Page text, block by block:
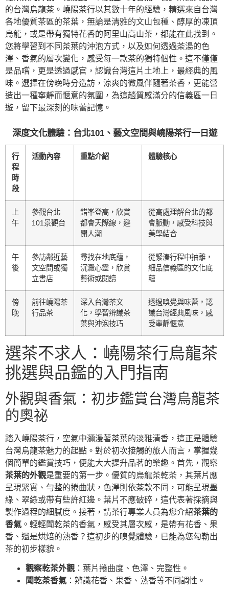
的台灣烏龍茶。嶢陽茶行以其數十年的經驗，精選來自台灣
各地優質茶區的茶葉，無論是清雅的文山包種、醇厚的凍頂
烏龍，或是帶有獨特花香的阿里山高山茶，都能在此找到。
您將學習到不同茶葉的沖泡方式，以及如何透過茶湯的色
澤、香氣的層次變化，感受每一款茶的獨特個性。這不僅僅
是品嚐，更是透過感官，認識台灣這片土地上，最經典的風
味。選擇在傍晚時分造訪，涼爽的微風伴隨著茶香，更能營
造出一種寧靜而愜意的氛圍，為這趟質感滿分的信義區一日
遊，留下最深刻的味蕾記憶。
深度文化體驗：台北101、藝文空間與嶢陽茶行一日遊
行
程
時
段
活動內容 重點介紹 體驗核心
上
午
參觀台北
101景觀台
錯峯登高，欣賞
都會天際線，避
開人潮
從高處理解台北的都
會脈動，感受科技與
美學結合
午
後
參訪鄰近藝
文空間或獨
立書店
尋找在地底蘊，
沉澱心靈，欣賞
藝術或閱讀
從緊湊行程中抽離，
細品信義區的文化底
蘊
傍
晚
前往嶢陽茶
行品茶
深入台灣茶文
化，學習辨識茶
葉與沖泡技巧
透過嗅覺與味蕾，認
識台灣經典風味，感
受寧靜愜意
選茶不求人：嶢陽茶行烏龍茶
挑選與品鑑的入門指南
外觀與香氣：初步鑑賞台灣烏龍茶
的奧祕
踏入嶢陽茶行，空氣中瀰漫著茶葉的淡雅清香，這正是體驗
台灣烏龍茶魅力的起點。對於初次接觸的旅人而言，掌握幾
個簡單的鑑賞技巧，便能大大提升品茗的樂趣。首先，觀察
茶葉的外觀是重要的第一步。優質的烏龍茶乾茶，其葉片應
呈現緊實、勻整的捲曲狀，色澤則依茶款不同，可能呈現墨
綠、翠綠或帶有些許紅邊。葉片不應破碎，這代表著採摘與
製作過程的細膩度。接著，請茶行專業人員為您介紹茶葉的
香氣 。輕輕聞乾茶的香氣，感受其層次感，是帶有花香、果
香、還是烘焙的熟香？這初步的嗅覺體驗，已能為您勾勒出
茶的初步樣貌。
觀察乾茶外觀 ：葉片捲曲度、色澤、完整性。
聞乾茶香氣 ：辨識花香、果香、熟香等不同調性。